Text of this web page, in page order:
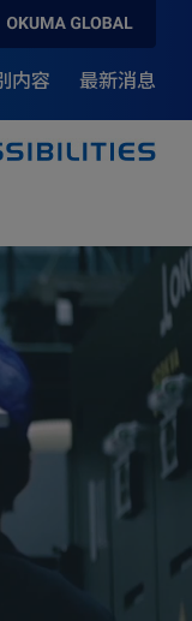
产品导航
引进案例
案、技术
内容 最新消息